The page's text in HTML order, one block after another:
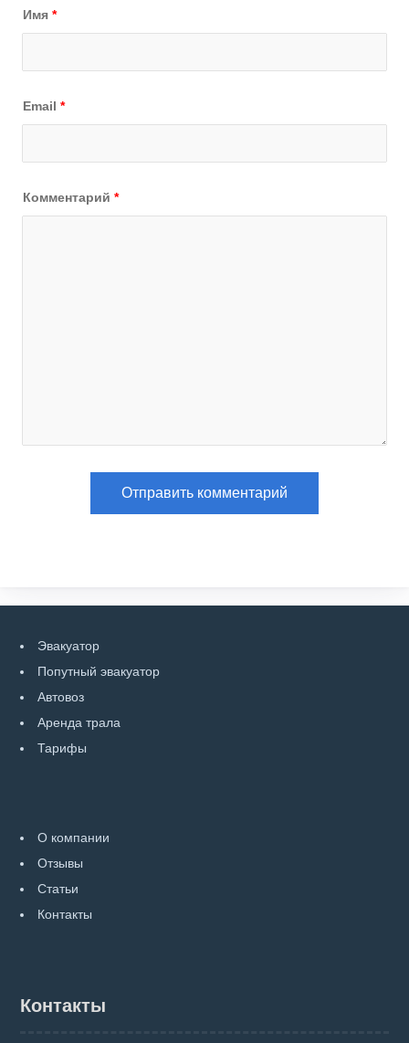
Имя *
Email *
Комментарий *
Эвакуатор
Попутный эвакуатор
Автовоз
Аренда трала
Тарифы
О компании
Отзывы
Статьи
Контакты
Контакты